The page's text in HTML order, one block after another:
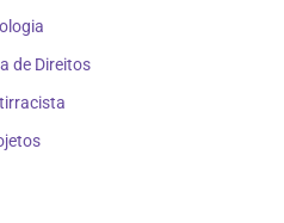
de Direitos